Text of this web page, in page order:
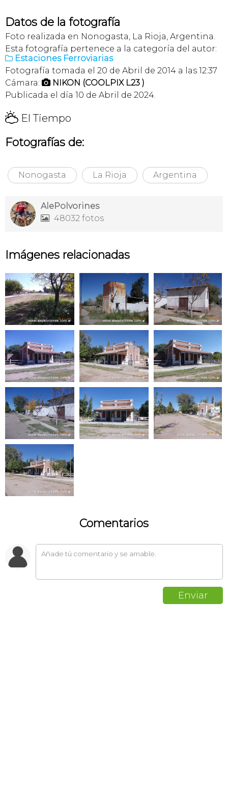
Datos de la fotografía
Foto realizada en Nonogasta, La Rioja, Argentina.
Esta fotografía pertenece a la categoría del autor:
 Estaciones Ferroviarias
Fotografía tomada el 20 de Abril de 2014 a las 12:37
Cámara:  NIKON (COOLPIX L23 )
Publicada el día 10 de Abril de 2024.
H El Tiempo
Fotografías de:
Nonogasta La Rioja Argentina
AlePolvorines
 48032 fotos
Imágenes relacionadas
Comentarios